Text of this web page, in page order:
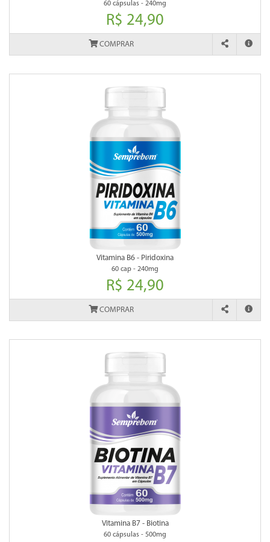
60 cápsulas - 240mg
R$ 24,90
COMPRAR
Vitamina B6 - Piridoxina
60 cap - 240mg
R$ 24,90
COMPRAR
Vitamina B7 - Biotina
60 cápsulas - 500mg